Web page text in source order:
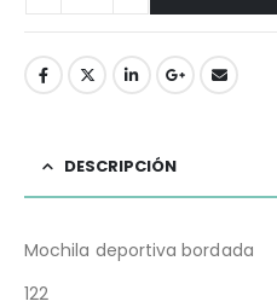
DESCRIPCIÓN
Mochila deportiva bordada
122